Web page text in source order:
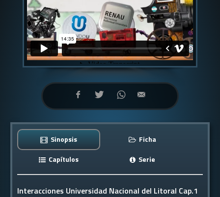
Sinopsis
Ficha
Capítulos
Serie
Interacciones Universidad Nacional del Litoral Cap.1